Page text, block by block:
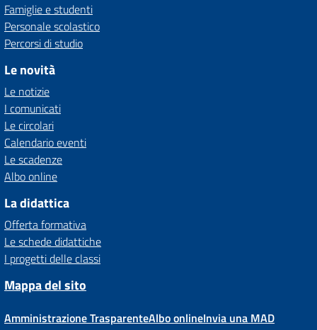
Famiglie e studenti
Personale scolastico
Percorsi di studio
Le novità
Le notizie
I comunicati
Le circolari
Calendario eventi
Le scadenze
Albo online
La didattica
Offerta formativa
Le schede didattiche
I progetti delle classi
Mappa del sito
Amministrazione TrasparenteAlbo onlineInvia una MAD